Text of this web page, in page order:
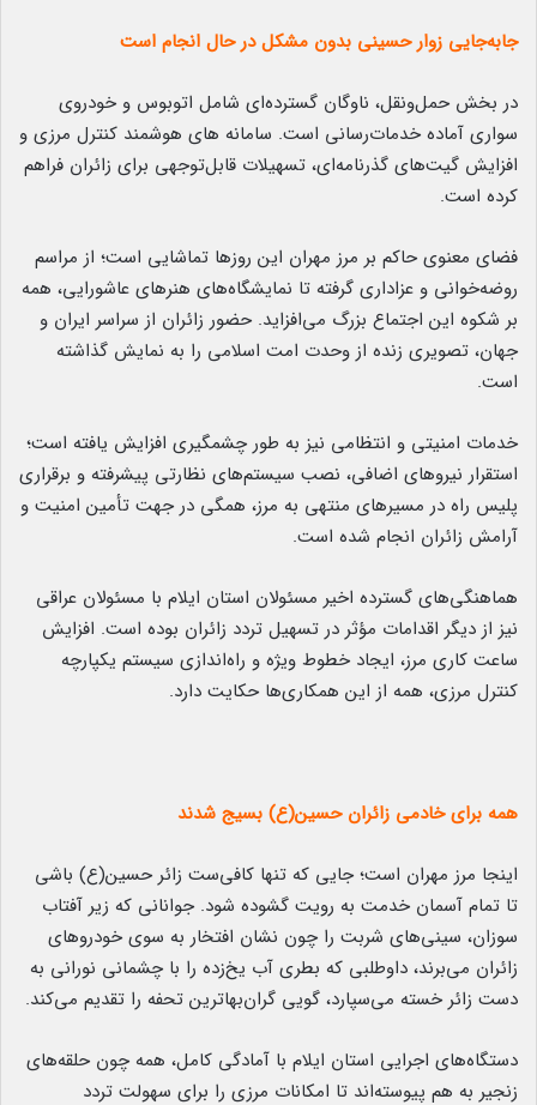
جابه‌جایی زوار حسینی بدون مشکل در حال انجام است
در بخش حمل‌ونقل، ناوگان گسترده‌ای شامل اتوبوس و خودروی
سواری آماده خدمات‌رسانی است. سامانه های هوشمند کنترل مرزی و
افزایش گیت‌های گذرنامه‌ای، تسهیلات قابل‌توجهی برای زائران فراهم
کرده است.
فضای معنوی حاکم بر مرز مهران این روزها تماشایی است؛ از مراسم
روضه‌خوانی و عزاداری گرفته تا نمایشگاه‌های هنرهای عاشورایی، همه
بر شکوه این اجتماع بزرگ می‌افزاید. حضور زائران از سراسر ایران و
جهان، تصویری زنده از وحدت امت اسلامی را به نمایش گذاشته
است.
خدمات امنیتی و انتظامی نیز به طور چشمگیری افزایش یافته است؛
استقرار نیروهای اضافی، نصب سیستم‌های نظارتی پیشرفته و برقراری
پلیس راه در مسیرهای منتهی به مرز، همگی در جهت تأمین امنیت و
آرامش زائران انجام شده است.
هماهنگی‌های گسترده اخیر مسئولان استان ایلام با مسئولان عراقی
نیز از دیگر اقدامات مؤثر در تسهیل تردد زائران بوده است. افزایش
ساعت کاری مرز، ایجاد خطوط ویژه و راه‌اندازی سیستم یکپارچه
کنترل مرزی، همه از این همکاری‌ها حکایت دارد.
همه برای خادمی زائران حسین(ع) بسیج شدند
اینجا مرز مهران است؛ جایی که تنها کافی‌ست زائر حسین(ع) باشی
تا تمام آسمان خدمت به رویت گشوده شود. جوانانی که زیر آفتاب
سوزان، سینی‌های شربت را چون نشان افتخار به سوی خودروهای
زائران می‌برند، داوطلبی که بطری آب یخ‌زده را با چشمانی نورانی به
دست زائر خسته می‌سپارد، گویی گران‌بهاترین تحفه را تقدیم می‌کند.
دستگاه‌های اجرایی استان ایلام با آمادگی کامل، همه چون حلقه‌های
زنجیر به هم پیوسته‌اند تا امکانات مرزی را برای سهولت تردد